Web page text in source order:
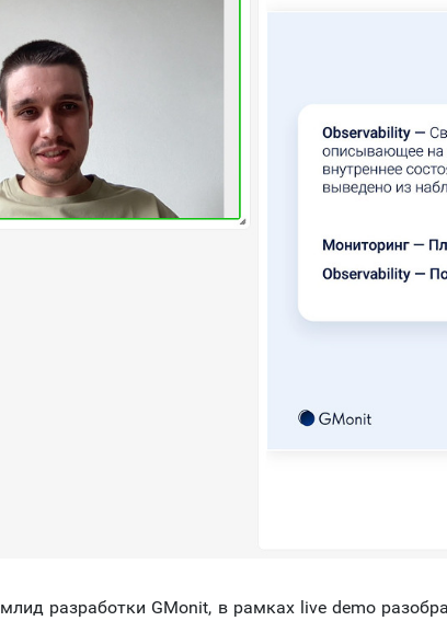
разработки GMonit, в рамках live demo